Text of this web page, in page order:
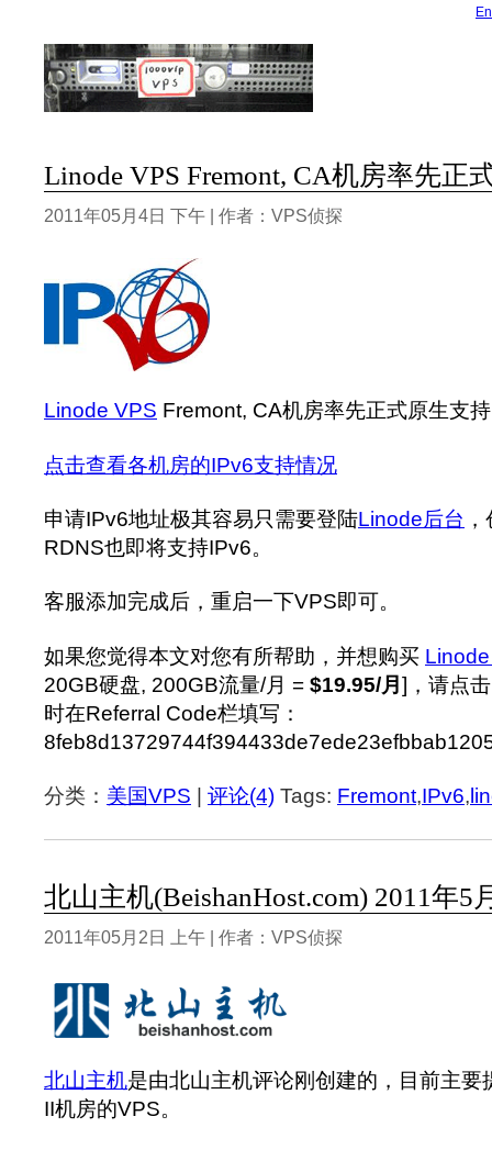
Linode VPS Fremont, CA机房率先正
2011年05月4日 下午 | 作者：VPS侦探
Linode VPS Fremont, CA机房率先正式原生支
点击查看各机房的IPv6支持情况
申请IPv6地址极其容易只需要登陆Linode后台
RDNS也即将支持IPv6。
客服添加完成后，重启一下VPS即可。
如果您觉得本文对您有所帮助，并想购买
20GB硬盘, 200GB流量/月 = $19.95/月 ]，请点
时在Referral Code栏填写：
分类： 美国VPS 评论(4) Tags: Fremont,IPv6,
北山主机(BeishanHost.com) 2011年5
2011年05月2日 上午 | 作者：VPS侦探
北山主机是由北山主机评论刚创建的，目前主
II机房的VPS。